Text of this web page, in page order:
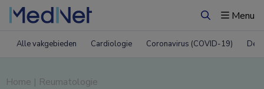
ZoekenMenu
Alle vakgebieden Cardiologie Coronavirus (COVID-19)
Home | Reumatologie